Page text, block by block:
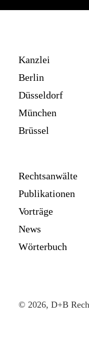
Kanzlei
Berlin
Düsseldorf
München
Brüssel
Rechtsanwälte
Publikationen
Vorträge
News
Wörterbuch
© 2026, D+B